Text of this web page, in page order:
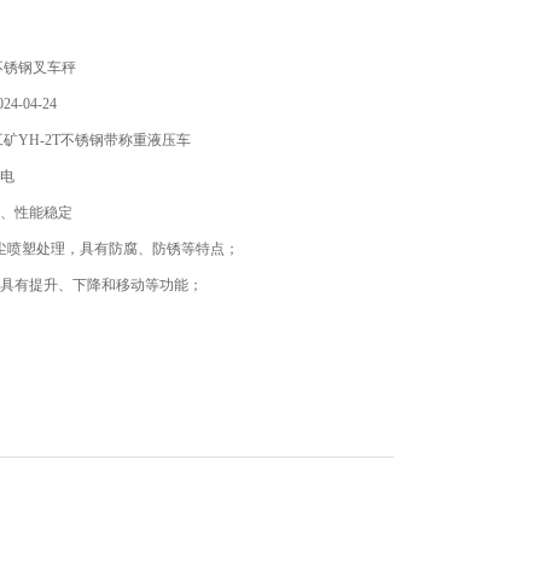
锈钢叉车秤
04-24
YH-2T不锈钢带称重液压车
性能稳定
喷塑处理，具有防腐、防锈等特点；
有提升、下降和移动等功能；